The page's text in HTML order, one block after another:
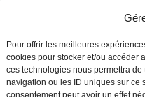
Pour offrir les meilleures
cookies pour stocker et/ou accéder
ces technologies nous permettra
navigation ou les ID uniques sur ce
consentement peut avoir un effet
Mentions Légales